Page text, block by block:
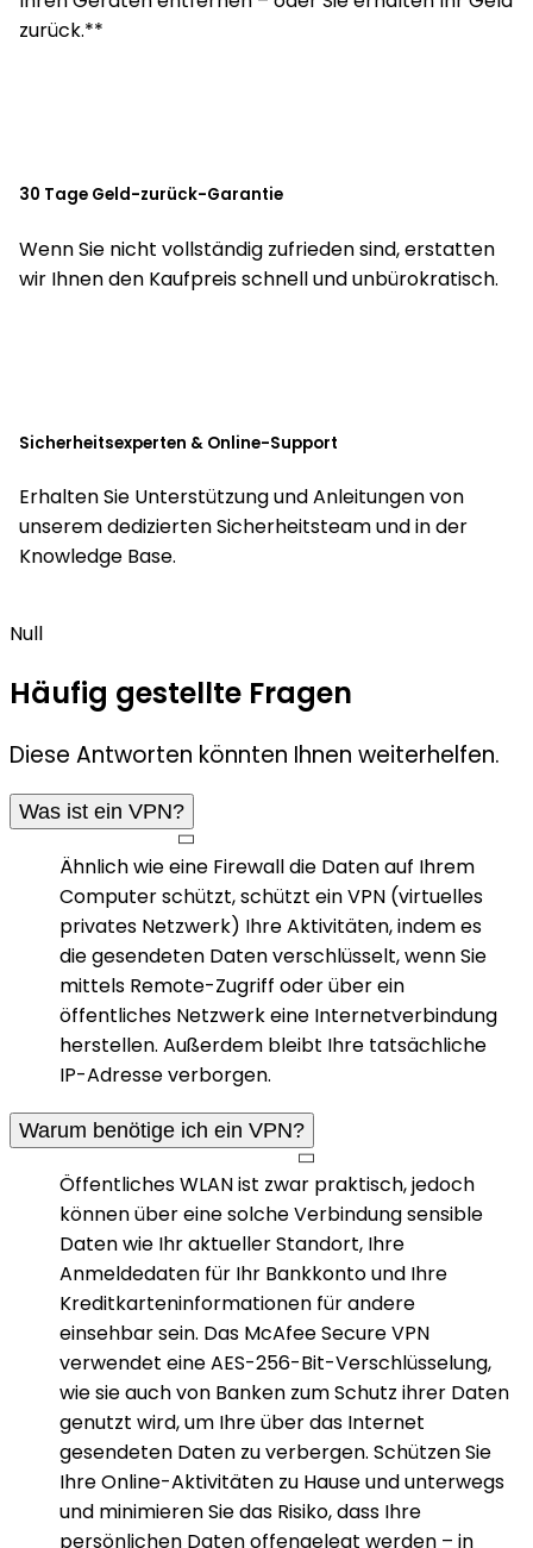
zurück.**
30 Tage Geld-zurück-Garantie
Wenn Sie nicht vollständig zufrieden sind, erstatten
wir Ihnen den Kaufpreis schnell und unbürokratisch.
Sicherheitsexperten & Online-Support
Erhalten Sie Unterstützung und Anleitungen von
unserem dedizierten Sicherheitsteam und in der
Knowledge Base.
Null
Häufig gestellte Fragen
Diese Antworten könnten Ihnen weiterhelfen.
Was ist ein VPN?
Ähnlich wie eine Firewall die Daten auf Ihrem
Computer schützt, schützt ein VPN (virtuelles
privates Netzwerk) Ihre Aktivitäten, indem es
die gesendeten Daten verschlüsselt, wenn Sie
mittels Remote-Zugriff oder über ein
öffentliches Netzwerk eine Internetverbindung
herstellen. Außerdem bleibt Ihre tatsächliche
IP-Adresse verborgen.
Warum benötige ich ein VPN?
Öffentliches WLAN ist zwar praktisch, jedoch
können über eine solche Verbindung sensible
Daten wie Ihr aktueller Standort, Ihre
Anmeldedaten für Ihr Bankkonto und Ihre
Kreditkarteninformationen für andere
einsehbar sein. Das McAfee Secure VPN
verwendet eine AES-256-Bit-Verschlüsselung,
wie sie auch von Banken zum Schutz ihrer Daten
genutzt wird, um Ihre über das Internet
gesendeten Daten zu verbergen. Schützen Sie
Ihre Online-Aktivitäten zu Hause und unterwegs
und minimieren Sie das Risiko, dass Ihre
persönlichen Daten offengelegt werden – in